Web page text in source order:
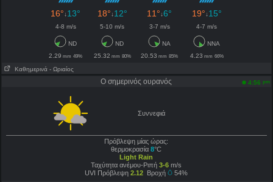
16°↓13° 18°↓12° 11°↓6° 19°↓15°
4-8 m/s 5-10 m/s 3-7 m/s 4-7 m/s
ND ND NA
NNA
2.29 mm 49% 25.32 mm 80% 20.53 mm 85% 4.23 mm 66%
Καθημερινά - Ωριαίος
Ο σημερινός ουρανός 4:56 pm
Συννεφιά
Πρόβλεψη μίας ώρας:
θερμοκρασία8°C
Light Rain
Ταχύτητα ανέμου-Ριπή 3-6 m/s
UVI Πρόβλεψη2.12 Βροχή 54%